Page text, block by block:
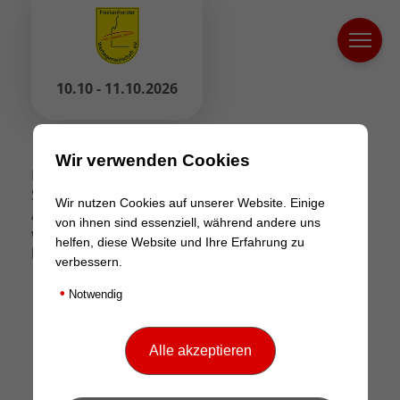
10.10 - 11.10.2026
Haben Sie Ihr Passwort vergessen? Bitte geben
Sie Ihren Benutzernamen oder Ihre E-Mail-
Adresse ein. Sie erhalten einen Link per E-Mail,
womit Sie sich ein neues Passwort erstellen
können.
Passwort zurücksetzen
Wir verwenden Cookies
Wir nutzen Cookies auf unserer Website. Einige
von ihnen sind essenziell, während andere uns
helfen, diese Website und Ihre Erfahrung zu
verbessern.
• Notwendig